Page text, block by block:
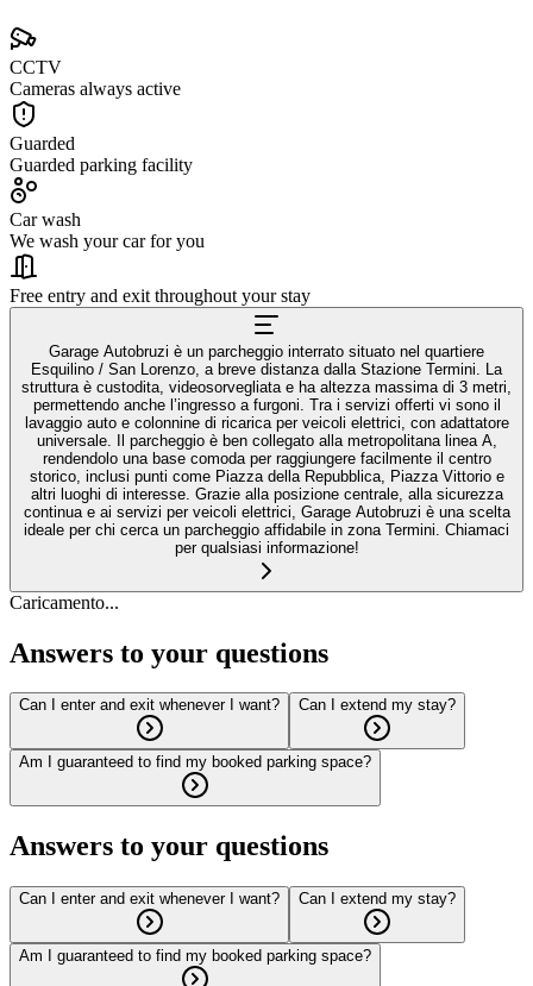
CCTV
Cameras always active
Guarded
Guarded parking facility
Car wash
We wash your car for you
Free entry and exit throughout your stay
Garage Autobruzi è un parcheggio interrato situato nel quartiere
Esquilino / San Lorenzo, a breve distanza dalla Stazione Termini. La
struttura è custodita, videosorvegliata e ha altezza massima di 3 metri,
permettendo anche l’ingresso a furgoni. Tra i servizi offerti vi sono il
lavaggio auto e colonnine di ricarica per veicoli elettrici, con adattatore
universale. Il parcheggio è ben collegato alla metropolitana linea A,
rendendolo una base comoda per raggiungere facilmente il centro
storico, inclusi punti come Piazza della Repubblica, Piazza Vittorio e
altri luoghi di interesse. Grazie alla posizione centrale, alla sicurezza
continua e ai servizi per veicoli elettrici, Garage Autobruzi è una scelta
ideale per chi cerca un parcheggio affidabile in zona Termini. Chiamaci
per qualsiasi informazione!
Caricamento...
Answers to your questions
Can I enter and exit whenever I want? Can I extend my stay?
Am I guaranteed to find my booked parking space?
Answers to your questions
Can I enter and exit whenever I want? Can I extend my stay?
Am I guaranteed to find my booked parking space?